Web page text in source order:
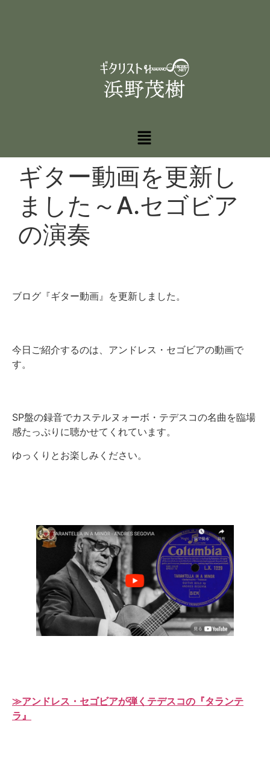
ギター動画を更新し
ました～A.セゴビア
の演奏
ブログ『ギター動画』を更新しました。
今日ご紹介するのは、アンドレス・セゴビアの動画で
す。
SP盤の録音でカステルヌォーボ・テデスコの名曲を臨場
感たっぷりに聴かせてくれています。
ゆっくりとお楽しみください。
≫アンドレス・セゴビアが弾くテデスコの『タランテ
ラ』